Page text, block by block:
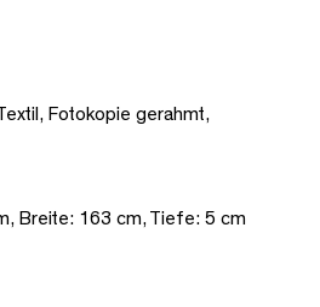
Fotokopie gerahmt,
Breite: 163 cm, Tiefe: 5 cm